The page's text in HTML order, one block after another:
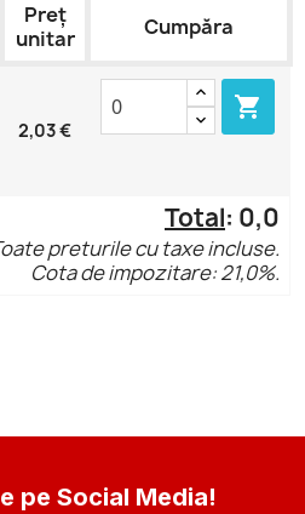
Preț
unitar
Cumpăra
2,03 €

Total: 0,0
preturile cu taxe incluse.
Cota de impozitare: 21,0%.
pe Social Media!